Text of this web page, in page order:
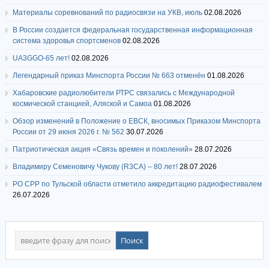
Материалы соревнований по радиосвязи на УКВ, июль 02.08.2026
В России создается федеральная государственная информационная
система здоровья спортсменов 02.08.2026
UA3GGO-65 лет! 02.08.2026
Легендарный приказ Минспорта России № 663 отменён 01.08.2026
Хабаровские радиолюбители РТРС связались с Международной
космической станцией, Аляской и Самоа 01.08.2026
Обзор изменений в Положение о ЕВСК, вносимых Приказом Минспорта
России от 29 июня 2026 г. № 562 30.07.2026
Патриотическая акция «Связь времен и поколений» 28.07.2026
Владимиру Семеновичу Чукову (R3CA) – 80 лет! 28.07.2026
РО СРР по Тульской области отметило аккредитацию радиофестивалем
26.07.2026